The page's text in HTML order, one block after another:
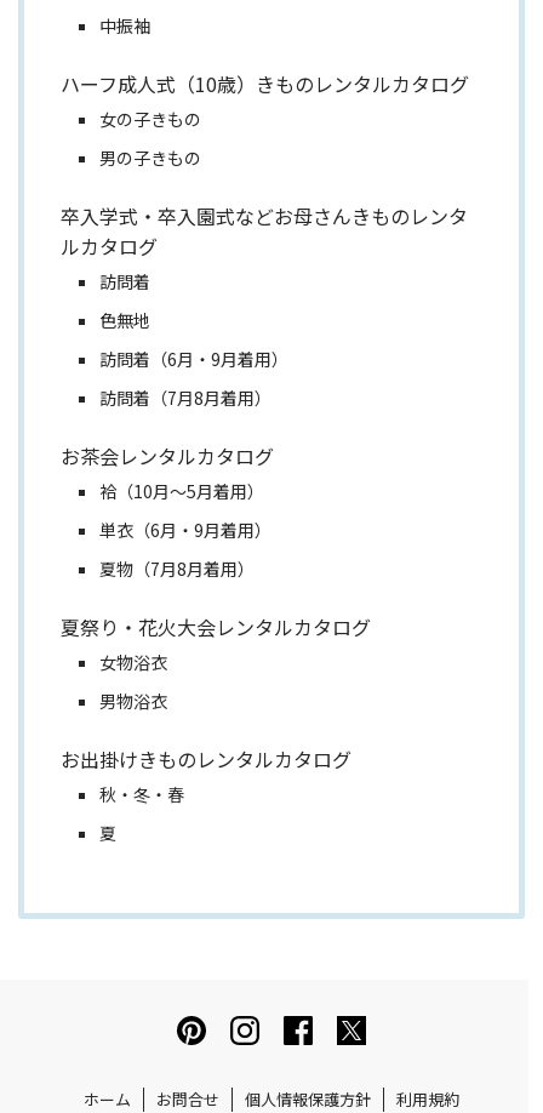
中振袖
ハーフ成人式（10歳）きものレンタルカタログ
女の子きもの
男の子きもの
卒入学式・卒入園式などお母さんきものレンタ
ルカタログ
訪問着
色無地
訪問着（6月・9月着用）
訪問着（7月8月着用）
お茶会レンタルカタログ
袷（10月～5月着用）
単衣（6月・9月着用）
夏物（7月8月着用）
夏祭り・花火大会レンタルカタログ
女物浴衣
男物浴衣
お出掛けきものレンタルカタログ
秋・冬・春
夏
ホーム お問合せ 個人情報保護方針 利用規約